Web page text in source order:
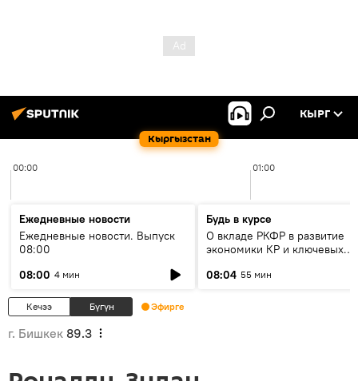
Кыргызстан
КЫРГ
00:00 01:00
Ежедневные новости
Ежедневные новости. Выпуск
08:00
08:00 4 мин
Будь в курсе
О вкладе РКФР в развитие
экономики КР и ключевых
08:04 55 мин
Кечээ Бүгүн Эфирге
г. Бишкек 89.3